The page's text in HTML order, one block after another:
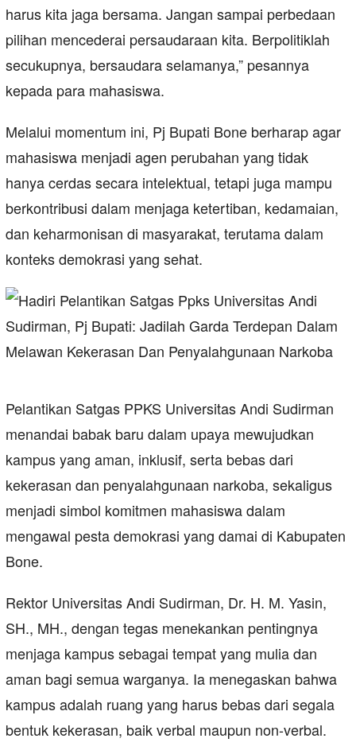
harus kita jaga bersama. Jangan sampai perbedaan
pilihan mencederai persaudaraan kita. Berpolitiklah
secukupnya, bersaudara selamanya,” pesannya
kepada para mahasiswa.
Melalui momentum ini, Pj Bupati Bone berharap agar
mahasiswa menjadi agen perubahan yang tidak
hanya cerdas secara intelektual, tetapi juga mampu
berkontribusi dalam menjaga ketertiban, kedamaian,
dan keharmonisan di masyarakat, terutama dalam
konteks demokrasi yang sehat.
Pelantikan Satgas PPKS Universitas Andi Sudirman
menandai babak baru dalam upaya mewujudkan
kampus yang aman, inklusif, serta bebas dari
kekerasan dan penyalahgunaan narkoba, sekaligus
menjadi simbol komitmen mahasiswa dalam
mengawal pesta demokrasi yang damai di Kabupaten
Bone.
Rektor Universitas Andi Sudirman, Dr. H. M. Yasin,
SH., MH., dengan tegas menekankan pentingnya
menjaga kampus sebagai tempat yang mulia dan
aman bagi semua warganya. Ia menegaskan bahwa
kampus adalah ruang yang harus bebas dari segala
bentuk kekerasan, baik verbal maupun non-verbal.